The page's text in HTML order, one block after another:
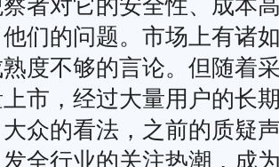
者对它的安全性、成本
们的问题。市场上有诸
度不够的言论。但随着
市，经过大量用户的长
众的看法，之前的质疑
全行业的关注热潮，成